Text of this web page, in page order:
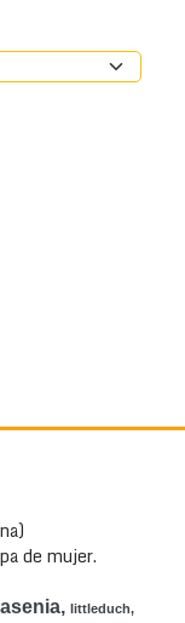
de mujer.
lasenia littleduch